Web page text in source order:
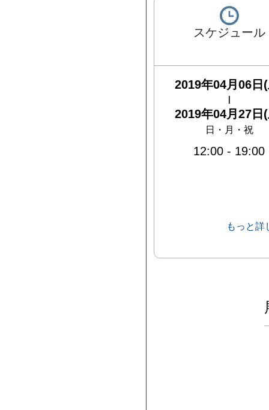
スケジュール
2019年04月06日
2019年04月27日
日・月・祝
12:00 - 19:00
もっと詳